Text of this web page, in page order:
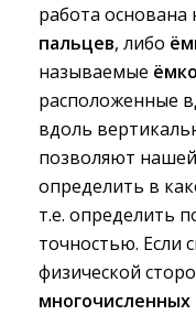
работа основана
пальцев, либо
называемые
расположенные
вдоль
позволяют
определить в
т.е. определить
точностью. Если
физической